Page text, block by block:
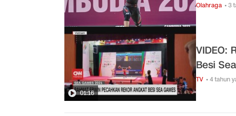
Olahraga • 3
01:16
VIDEO:
Besi
TV • 4 tahun